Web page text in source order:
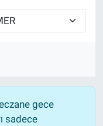
gece
sadece